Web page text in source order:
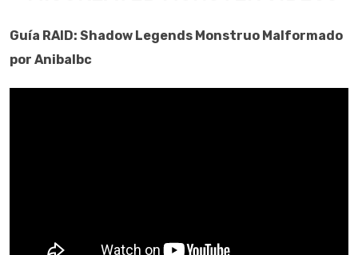
Guía RAID: Shadow Legends Monstruo Malformado
por Anibalbc